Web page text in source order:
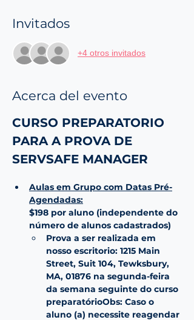
Invitados
+4 otros invitados
Acerca del evento
CURSO PREPARATORIO
PARA A PROVA DE
SERVSAFE MANAGER
Aulas em Grupo com Datas Pré-
Agendadas:
$198 por aluno (independente do
número de alunos cadastrados)
Prova a ser realizada em
nosso escritorio: 1215 Main
Street, Suit 104, Tewksbury,
MA, 01876 na segunda-feira
da semana seguinte do curso
preparatórioObs: Caso o
aluno (a) necessite reagendar